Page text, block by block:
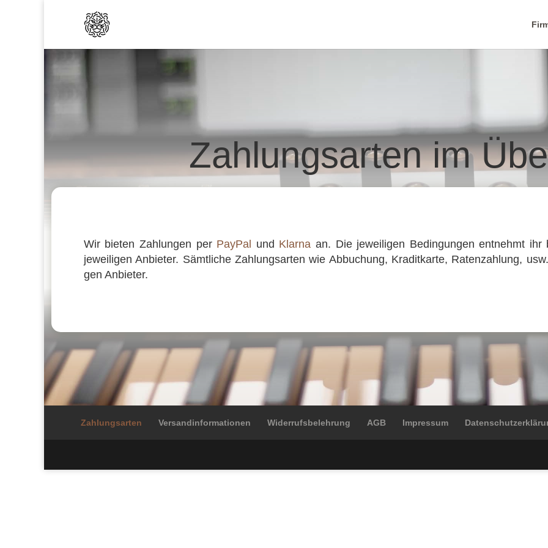
Zahlungsarten im
Wir bieten Zahlun­gen per PayPal und Klarna an. Die jewei­li­gen Bedin­gun­gen entnehmt
jewei­li­gen Anbie­ter. Sämt­li­che Zahlungs­ar­ten wie Abbu­chung, Kradit­karte, Raten­zah­lung,
gen Anbie­ter.
Zahlungsarten Versandinformationen Widerrufsbelehrung AGB Impressum